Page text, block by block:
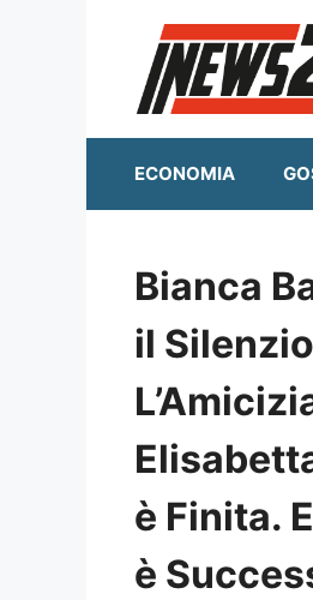
ECONOMIA
Bianca
il
è Finita.
è